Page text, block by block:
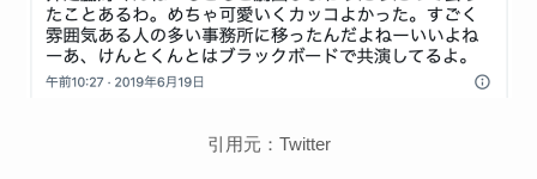
引用元：Twitter